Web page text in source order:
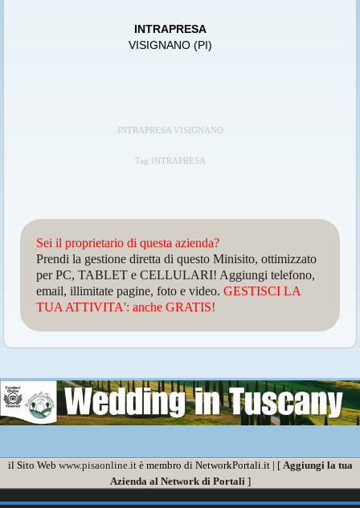
INTRAPRESA
VISIGNANO (PI)
INTRAPRESA VISIGNANO
Tag INTRAPRESA
Sei il proprietario di questa azienda?
Prendi la gestione diretta di questo Minisito, ottimizzato
per PC, TABLET e CELLULARI! Aggiungi telefono,
email, illimitate pagine, foto e video.GESTISCI LA
TUA ATTIVITA': anche GRATIS!
il Sito Web www.pisaonline.itè membro di NetworkPortali.it | [ Aggiungi la tua
Azienda al Network di Portali ]